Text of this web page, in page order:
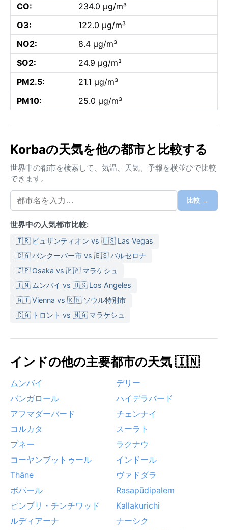
CO:
234.0 µg/m³
O3:
122.0 µg/m³
NO2:
8.4 µg/m³
SO2:
24.9 µg/m³
PM2.5:
21.1 µg/m³
PM10:
25.0 µg/m³
Korbaの天気を他の都市と比較する
世界中の都市を検索して、気温、天気、予報を横並びで比較
できます。
比較 →
世界中の人気都市比較:
🇹🇷 ビュザンティオン vs 🇺🇸 Las Vegas
🇨🇦 バンクーバー市 vs 🇪🇸 バルセロナ
🇯🇵 Osaka vs 🇲🇦 マラケシュ
🇮🇳 ムンバイ vs 🇺🇸 Los Angeles
🇦🇹 Vienna vs 🇰🇷 ソウル特別市
🇨🇦 トロント vs 🇲🇦 マラケシュ
インドの他の主要都市の天気 🇮🇳
ムンバイ
デリー
バンガロール
ハイデラバード
アフマダーバード
チェンナイ
コルカタ
スーラト
プネー
ラクナウ
コーヤンブットゥール
インドール
Thāne
ヴァドダラ
ボパール
Rasapūdipalem
ピンプリ・チンチワッド
Kallakurichi
ルディアーナ
ナーシク